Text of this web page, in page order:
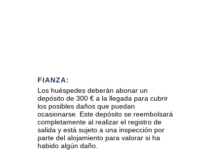
FIANZA:
Los huéspedes deberán abonar un
depósito de 300 € a la llegada para cubrir
los posibles daños que puedan
ocasionarse. Este depósito se reembolsará
completamente al realizar el registro de
salida y está sujeto a una inspección por
parte del alojamiento para valorar si ha
habido algún daño.